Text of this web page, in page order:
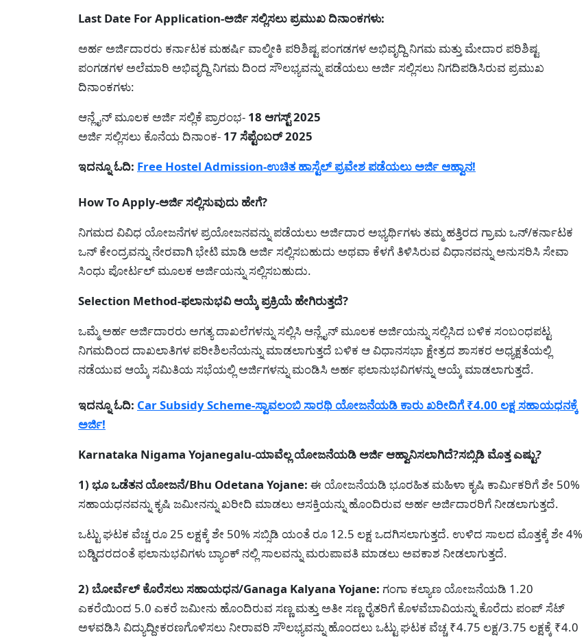
Last Date For Application-ಅರ್ಜಿ ಸಲ್ಲಿಸಲು ಪ್ರಮುಖ ದಿನಾಂಕಗಳು:
ಅರ್ಹ ಅರ್ಜಿದಾರರು ಕರ್ನಾಟಕ ಮಹರ್ಷಿ ವಾಲ್ಮೀಕಿ ಪರಿಶಿಷ್ಟ ಪಂಗಡಗಳ ಅಭಿವೃದ್ದಿ ನಿಗಮ ಮತ್ತು ಮೇದಾರ ಪರಿಶಿಷ್ಟ
ಪಂಗಡಗಳ ಅಲೆಮಾರಿ ಅಭಿವೃದ್ದಿ ನಿಗಮ ದಿಂದ ಸೌಲಭ್ಯವನ್ನು ಪಡೆಯಲು ಅರ್ಜಿ ಸಲ್ಲಿಸಲು ನಿಗದಿಪಡಿಸಿರುವ ಪ್ರಮುಖ
ದಿನಾಂಕಗಳು:
ಆನ್ಲೈನ್ ಮೂಲಕ ಅರ್ಜಿ ಸಲ್ಲಿಕೆ ಪ್ರಾರಂಭ- 18 ಆಗಸ್ಟ್ 2025
ಅರ್ಜಿ ಸಲ್ಲಿಸಲು ಕೊನೆಯ ದಿನಾಂಕ- 17 ಸೆಪ್ಟೆಂಬರ್ 2025
ಇದನ್ನೂ ಓದಿ: Free Hostel Admission-ಉಚಿತ ಹಾಸ್ಟೆಲ್ ಪ್ರವೇಶ ಪಡೆಯಲು ಅರ್ಜಿ ಆಹ್ವಾನ!
How To Apply-ಅರ್ಜಿ ಸಲ್ಲಿಸುವುದು ಹೇಗೆ?
ನಿಗಮದ ವಿವಿಧ ಯೋಜನೆಗಳ ಪ್ರಯೋಜನವನ್ನು ಪಡೆಯಲು ಅರ್ಜಿದಾರ ಅಭ್ಯರ್ಥಿಗಳು ತಮ್ಮ ಹತ್ತಿರದ ಗ್ರಾಮ ಒನ್/ಕರ್ನಾಟಕ
ಒನ್ ಕೇಂದ್ರವನ್ನು ನೇರವಾಗಿ ಭೇಟಿ ಮಾಡಿ ಅರ್ಜಿ ಸಲ್ಲಿಸಬಹುದು ಅಥವಾ ಕೆಳಗೆ ತಿಳಿಸಿರುವ ವಿಧಾನವನ್ನು ಅನುಸರಿಸಿ ಸೇವಾ
ಸಿಂಧು ಪೋರ್ಟಲ್ ಮೂಲಕ ಅರ್ಜಿಯನ್ನು ಸಲ್ಲಿಸಬಹುದು.
Selection Method-ಫಲಾನುಭವಿ ಆಯ್ಕೆ ಪ್ರಕ್ರಿಯೆ ಹೇಗಿರುತ್ತದೆ?
ಒಮ್ಮೆ ಅರ್ಹ ಅರ್ಜಿದಾರರು ಅಗತ್ಯ ದಾಖಲೆಗಳನ್ನು ಸಲ್ಲಿಸಿ ಆನ್ಲೈನ್ ಮೂಲಕ ಅರ್ಜಿಯನ್ನು ಸಲ್ಲಿಸಿದ ಬಳಿಕ ಸಂಬಂಧಪಟ್ಟ
ನಿಗಮದಿಂದ ದಾಖಲಾತಿಗಳ ಪರೀಶಿಲನೆಯನ್ನು ಮಾಡಲಾಗುತ್ತದೆ ಬಳಿಕ ಆ ವಿಧಾನಸಭಾ ಕ್ಷೇತ್ರದ ಶಾಸಕರ ಅಧ್ಯಕ್ಷತೆಯಲ್ಲಿ
ನಡೆಯುವ ಆಯ್ಕೆ ಸಮಿತಿಯ ಸಭೆಯಲ್ಲಿ ಅರ್ಜಿಗಳನ್ನು ಮಂಡಿಸಿ ಅರ್ಹ ಫಲಾನುಭವಿಗಳನ್ನು ಆಯ್ಕೆ ಮಾಡಲಾಗುತ್ತದೆ.
ಇದನ್ನೂ ಓದಿ: Car Subsidy Scheme-ಸ್ವಾವಲಂಬಿ ಸಾರಥಿ ಯೋಜನೆಯಡಿ ಕಾರು ಖರೀದಿಗೆ ₹4.00 ಲಕ್ಷ ಸಹಾಯಧನಕ್ಕೆ
ಅರ್ಜಿ!
Karnataka Nigama Yojanegalu-ಯಾವೆಲ್ಲ ಯೋಜನೆಯಡಿ ಅರ್ಜಿ ಆಹ್ವಾನಿಸಲಾಗಿದೆ?ಸಬ್ಸಿಡಿ ಮೊತ್ತ ಎಷ್ಟು?
1) ಭೂ ಒಡೆತನ ಯೋಜನೆ/Bhu Odetana Yojane: ಈ ಯೋಜನೆಯಡಿ ಭೂರಹಿತ ಮಹಿಳಾ ಕೃಷಿ ಕಾರ್ಮಿಕರಿಗೆ ಶೇ 50%
ಸಹಾಯಧನವನ್ನು ಕೃಷಿ ಜಮೀನನ್ನು ಖರೀದಿ ಮಾಡಲು ಆಸಕ್ತಿಯನ್ನು ಹೊಂದಿರುವ ಅರ್ಹ ಅರ್ಜಿದಾರರಿಗೆ ನೀಡಲಾಗುತ್ತದೆ.
ಒಟ್ಟು ಘಟಕ ವೆಚ್ಚ ರೂ 25 ಲಕ್ಷಕ್ಕೆ ಶೇ 50% ಸಬ್ಸಿಡಿ ಯಂತೆ ರೂ 12.5 ಲಕ್ಷ ಒದಗಿಸಲಾಗುತ್ತದೆ. ಉಳಿದ ಸಾಲದ ಮೊತ್ತಕ್ಕೆ ಶೇ 4%
ಬಡ್ಡಿದರದಂತೆ ಫಲಾನುಭವಿಗಳು ಬ್ಯಾಂಕ್ ನಲ್ಲಿ ಸಾಲವನ್ನು ಮರುಪಾವತಿ ಮಾಡಲು ಅವಕಾಶ ನೀಡಲಾಗುತ್ತದೆ.
2) ಬೋರ್ವೆಲ್ ಕೊರೆಸಲು ಸಹಾಯಧನ/Ganaga Kalyana Yojane: ಗಂಗಾ ಕಲ್ಯಾಣ ಯೋಜನೆಯಡಿ 1.20
ಎಕರೆಯಿಂದ 5.0 ಎಕರೆ ಜಮೀನು ಹೊಂದಿರುವ ಸಣ್ಣ ಮತ್ತು ಅತೀ ಸಣ್ಣ ರೈತರಿಗೆ ಕೊಳವೆಬಾವಿಯನ್ನು ಕೊರೆದು ಪಂಪ್ ಸೆಟ್
ಅಳವಡಿಸಿ ವಿದ್ಯುದ್ದೀಕರಣಗೊಳಿಸಲು ನೀರಾವರಿ ಸೌಲಭ್ಯವನ್ನು ಹೊಂದಲು ಒಟ್ಟು ಘಟಕ ವೆಚ್ಚ ₹4.75 ಲಕ್ಷ/3.75 ಲಕ್ಷಕ್ಕೆ ₹4.0